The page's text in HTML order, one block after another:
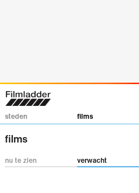
steden films
films
nu te zien verwacht